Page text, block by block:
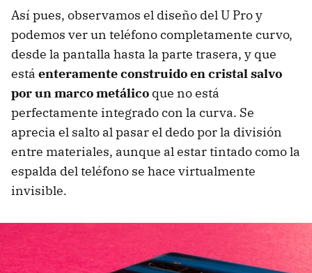
Así pues, observamos el diseño del U Pro y
podemos ver un teléfono completamente curvo,
desde la pantalla hasta la parte trasera, y que
está enteramente construido en cristal salvo
por un marco metálico que no está
perfectamente integrado con la curva. Se
aprecia el salto al pasar el dedo por la división
entre materiales, aunque al estar tintado como la
espalda del teléfono se hace virtualmente
invisible.